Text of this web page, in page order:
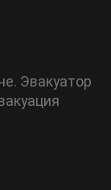
Эвакуатор